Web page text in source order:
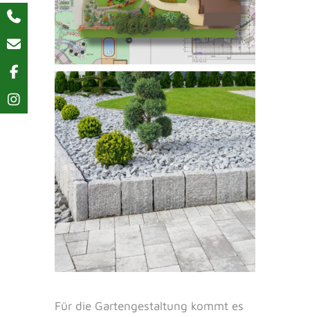
Für die Gartengestaltung kommt es